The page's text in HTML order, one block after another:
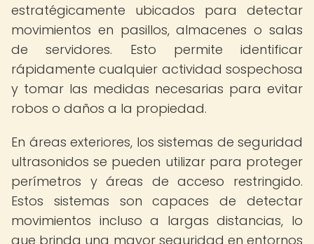
estratégicamente ubicados para detectar
movimientos en pasillos, almacenes o salas
de servidores. Esto permite identificar
rápidamente cualquier actividad sospechosa
y tomar las medidas necesarias para evitar
robos o daños a la propiedad.
En áreas exteriores, los sistemas de seguridad
ultrasonidos se pueden utilizar para proteger
perímetros y áreas de acceso restringido.
Estos sistemas son capaces de detectar
movimientos incluso a largas distancias, lo
que brinda una mayor seguridad en entornos